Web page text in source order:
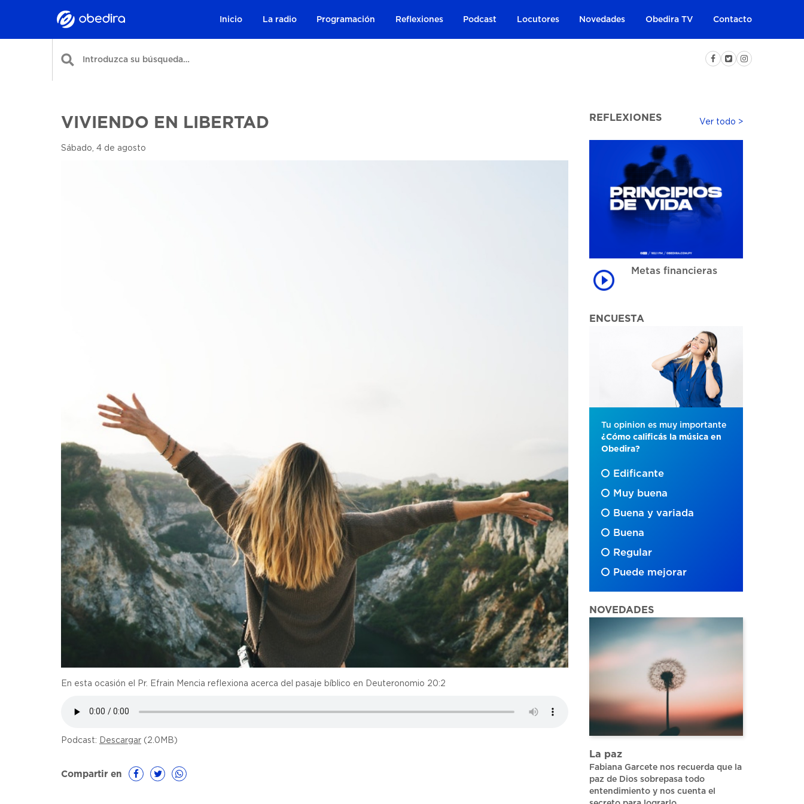
Inicio La radio Programación Reflexiones Podcast Locutores Novedades Obedira TV Contacto
VIVIENDO EN LIBERTAD
Sábado, 4 de agosto
En esta ocasión el Pr. Efrain Mencia reflexiona acerca del pasaje bíblico en Deuteronomio 20:2
Podcast: Descargar (2.0MB)
Compartir en
REFLEXIONES Ver todo >
Metas financieras
ENCUESTA
Tu opinion es muy importante
¿Cómo calificás la música en
Obedira?
Edificante
Muy buena
Buena y variada
Buena
Regular
Puede mejorar
NOVEDADES
La paz
Fabiana Garcete nos recuerda que la
paz de Dios sobrepasa todo
entendimiento y nos cuenta el